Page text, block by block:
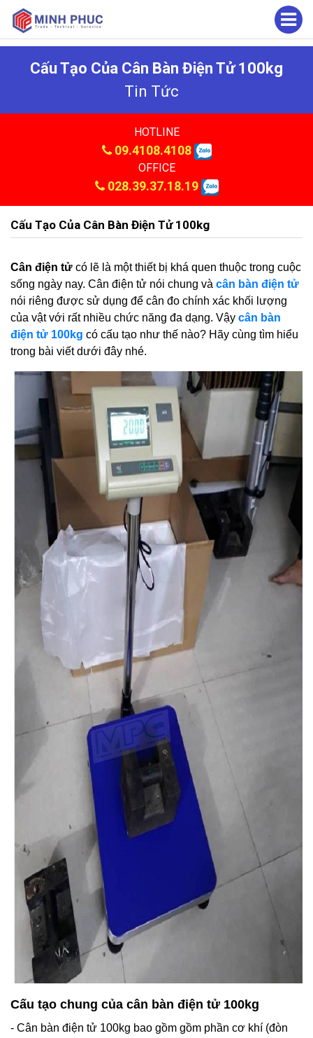
Cấu Tạo Của Cân Bàn Điện Tử 100kg
Tin Tức
HOTLINE
09.4108.4108
OFFICE
028.39.37.18.19
Cấu Tạo Của Cân Bàn Điện Tử 100kg
Cân điện tử có lẽ là một thiết bị khá quen thuộc trong cuộc
sống ngày nay. Cân điện tử nói chung và cân bàn điện tử
nói riêng được sử dụng để cân đo chính xác khối lượng
của vật với rất nhiều chức năng đa dạng. Vậy cân bàn
điện tử 100kg có cấu tạo như thế nào? Hãy cùng tìm hiểu
trong bài viết dưới đây nhé.
Cấu tạo chung của cân bàn điện tử 100kg
- Cân bàn điện tử 100kg bao gồm gồm phần cơ khí (đòn